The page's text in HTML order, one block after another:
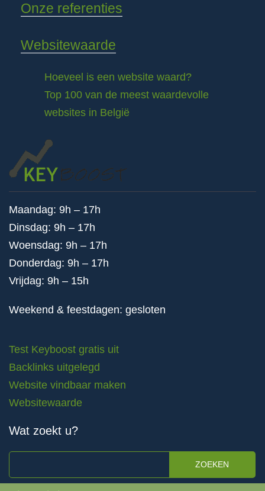
Onze referenties
Websitewaarde
Hoeveel is een website waard?
Top 100 van de meest waardevolle
websites in België
Maandag: 9h – 17h
Dinsdag: 9h – 17h
Woensdag: 9h – 17h
Donderdag: 9h – 17h
Vrijdag: 9h – 15h
Weekend & feestdagen: gesloten
Test Keyboost gratis uit
Backlinks uitgelegd
Website vindbaar maken
Websitewaarde
Wat zoekt u?
ZOEKEN